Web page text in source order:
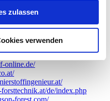
zulassen
verwenden